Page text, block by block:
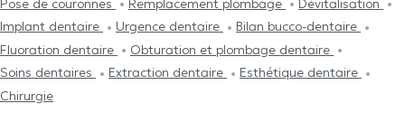
Implant dentaire
Urgence dentaire
Bilan bucco-dentaire
Fluoration dentaire
Obturation et plombage dentaire
Soins dentaires
Extraction dentaire
Esthétique dentaire
Chirurgie